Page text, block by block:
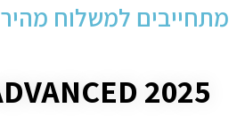
2025
מתחייבים למשלוח